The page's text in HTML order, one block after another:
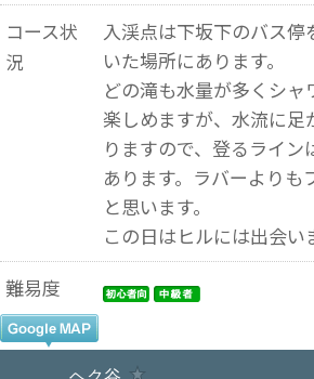
コース状
況
入渓点は下坂下のバス停
いた場所にあります。
どの滝も水量が多くシ
楽しめますが、水流に足
りますので、登るライ
あります。ラバーよりも
と思います。
この日はヒルには出会い
難易度